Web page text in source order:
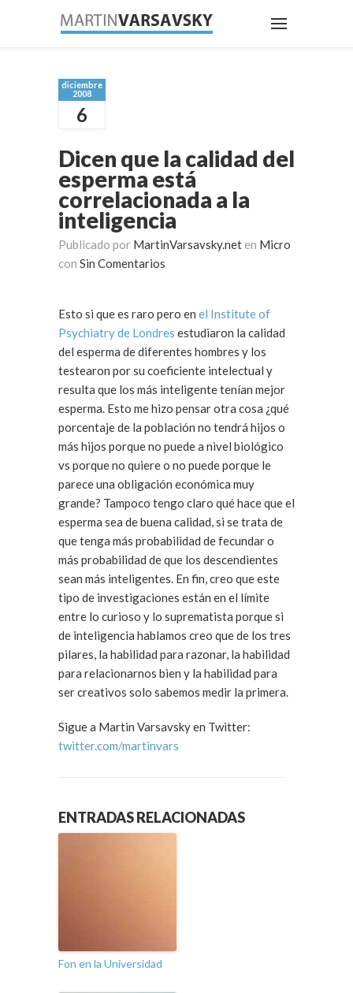
diciembre
2008
6
Dicen que la calidad del
esperma está
correlacionada a la
inteligencia
Publicado por MartinVarsavsky.net en Micro
con Sin Comentarios
Esto si que es raro pero en el Institute of
Psychiatry de Londres estudiaron la calidad
del esperma de diferentes hombres y los
testearon por su coeficiente intelectual y
resulta que los más inteligente tenían mejor
esperma. Esto me hizo pensar otra cosa ¿qué
porcentaje de la población no tendrá hijos o
más hijos porque no puede a nivel biológico
vs porque no quiere o no puede porque le
parece una obligación económica muy
grande? Tampoco tengo claro qué hace que el
esperma sea de buena calidad, si se trata de
que tenga más probabilidad de fecundar o
más probabilidad de que los descendientes
sean más inteligentes. En fin, creo que este
tipo de investigaciones están en el límite
entre lo curioso y lo suprematista porque si
de inteligencia hablamos creo que de los tres
pilares, la habilidad para razonar, la habilidad
para relacionarnos bien y la habilidad para
ser creativos solo sabemos medir la primera.
Sigue a Martin Varsavsky en Twitter:
twitter.com/martinvars
ENTRADAS RELACIONADAS
Fon en la Universidad